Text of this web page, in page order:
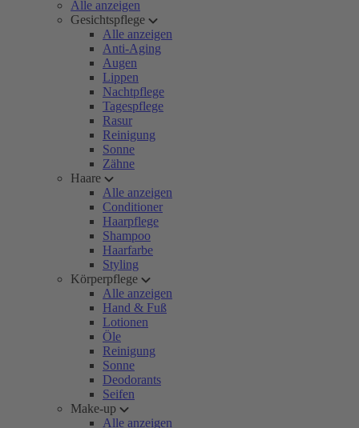
Alle anzeigen
Gesichtspflege
Alle anzeigen
Anti-Aging
Augen
Lippen
Nachtpflege
Tagespflege
Rasur
Reinigung
Sonne
Zähne
Haare
Alle anzeigen
Conditioner
Haarpflege
Shampoo
Haarfarbe
Styling
Körperpflege
Alle anzeigen
Hand & Fuß
Lotionen
Öle
Reinigung
Sonne
Deodorants
Seifen
Make-up
Alle anzeigen